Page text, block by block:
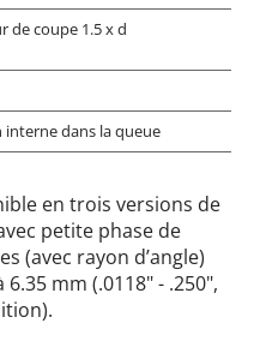
de coupe 1.5 x d
interne dans la queue
en trois versions de
petite phase de
(avec rayon d’angle)
mm (.0118" - .250",